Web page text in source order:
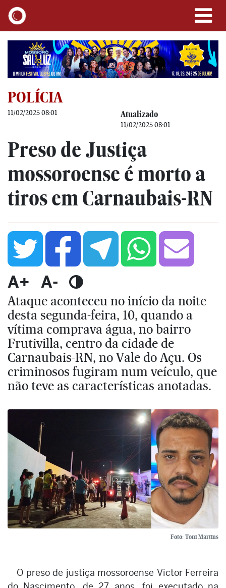
POLÍCIA
11/02/2025 08:01 Atualizado
11/02/2025 08:01
Preso de Justiça
mossoroense é morto a
tiros em Carnaubais-RN
A+ A-
Ataque aconteceu no início da noite
desta segunda-feira, 10, quando a
vítima comprava água, no bairro
Frutivilla, centro da cidade de
Carnaubais-RN, no Vale do Açu. Os
criminosos fugiram num veículo, que
não teve as características anotadas.
Foto: Toni Martins
O preso de justiça mossoroense Victor Ferreira